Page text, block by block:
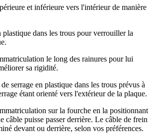
et inférieure vers l'intérieur de manière
plastique dans les trous pour verrouiller la
le long des rainures pour lui
sa rigidité.
serrage en plastique dans les trous prévus à
étant orienté vers l'extérieur de la plaque.
sur la fourche en la positionnant
câble puisse passer derrière. Le câble de frein
devant ou derrière, selon vos préférences.